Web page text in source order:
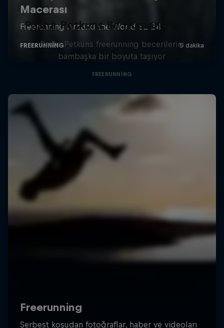
Pasha Petkuns ile Human Pinball
Pasha Petkuns freerunning becerilerini
bambaşka bir boyuta taşıyor
FREERUNNING